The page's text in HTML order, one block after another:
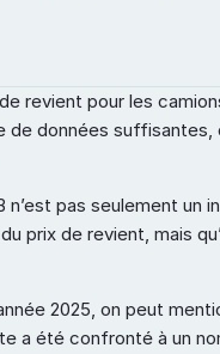
revient pour les
de données suffisantes,
n’est pas seulement un
prix de revient, mais
2025, on peut
a été confronté à un